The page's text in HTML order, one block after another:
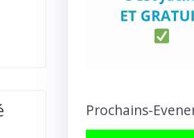
Prochains-